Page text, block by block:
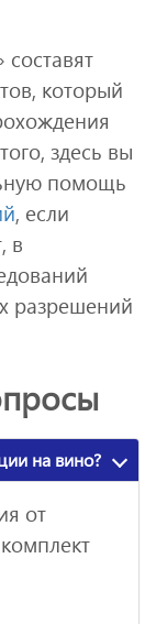
который
здесь вы
помощь
, если
в
разрешений
на вино?
от